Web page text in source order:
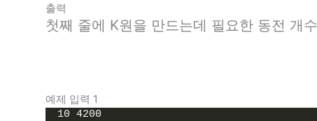
출력
첫째 줄에 K원을 만드는데 필요한 동전 개
예제 입력 1
10 4200